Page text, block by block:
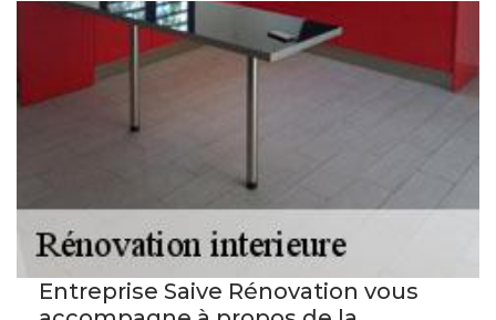
Entreprise Saive Rénovation vous